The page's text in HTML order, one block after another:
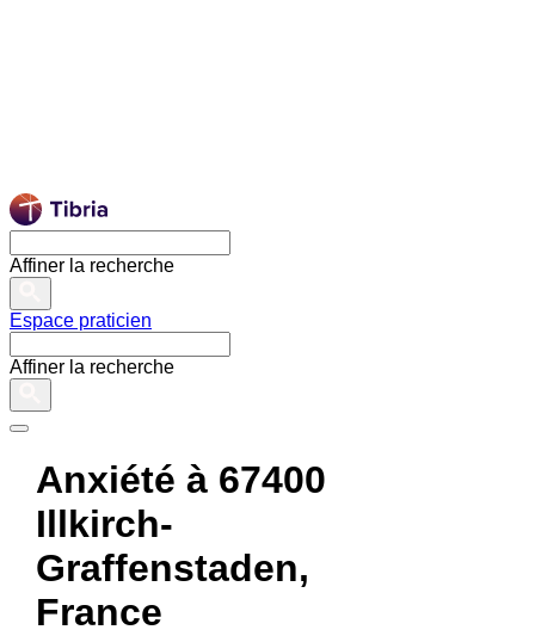
Affiner la recherche
Espace praticien
Affiner la recherche
Anxiété à 67400
Illkirch-
Graffenstaden,
France